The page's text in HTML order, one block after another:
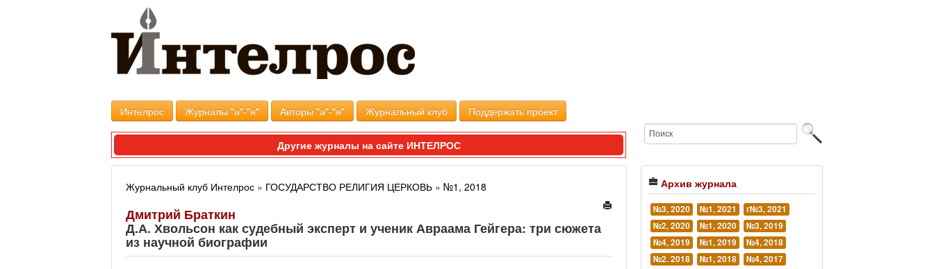
Интелрос Журналы "а"-"я" Авторы "а"-"я" Журнальный клуб Поддержать проект
Другие журналы на сайте ИНТЕЛРОС
Журнальный клуб Интелрос » ГОСУДАРСТВО РЕЛИГИЯ ЦЕРКОВЬ » №1, 2018
Дмитрий Браткин
Д.А. Хвольсон как судебный эксперт и ученик Авраама Гейгера: три сюжета
из научной биографии
Архив журнала
№3, 2020 №1, 2021
г№3, 2021
№2, 2020
№1, 2020
№3, 2019
№4, 2019
№1, 2019
№4, 2018
№2. 2018
№1, 2018
№4, 2017